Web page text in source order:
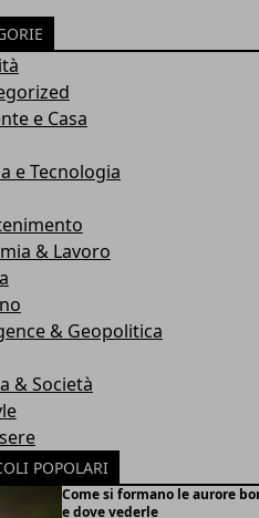
e Casa
e Tecnologia
& Lavoro
& Geopolitica
& Società
POPOLARI
Come si formano le aurore
e dove vederle